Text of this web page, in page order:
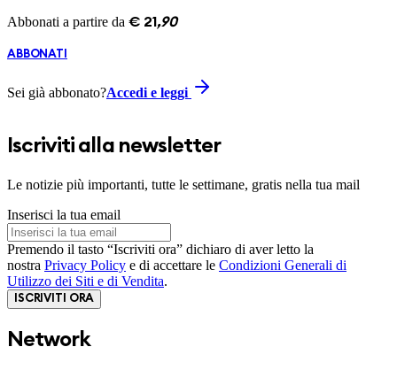
Abbonati a partire da € 21 ,90
ABBONATI
Sei già abbonato?Accedi e leggi
Iscriviti alla newsletter
Le notizie più importanti, tutte le settimane, gratis nella tua mail
Inserisci la tua email
Premendo il tasto “Iscriviti ora” dichiaro di aver letto la
nostra Privacy Policy e di accettare le Condizioni Generali di
Utilizzo dei Siti e di Vendita.
ISCRIVITI ORA
Network